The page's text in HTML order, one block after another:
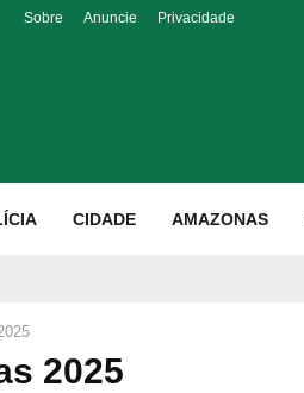
Sobre Anuncie Privacidade
CIDADE AMAZONAS
2025